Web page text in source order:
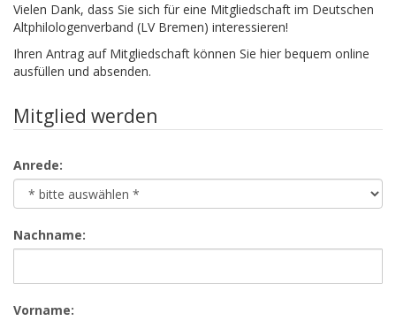
Vielen Dank, dass Sie sich für eine Mitgliedschaft im Deutschen
Altphilologenverband (LV Bremen) interessieren!
Ihren Antrag auf Mitgliedschaft können Sie hier bequem online
ausfüllen und absenden.
Mitglied werden
Anrede:
Nachname:
Vorname: